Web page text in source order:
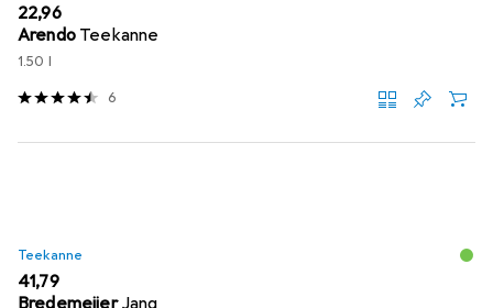
EUR
22,96
Arendo Teekanne
1.50 l
6
Teekanne
EUR
41,79
Bredemeijer Jang